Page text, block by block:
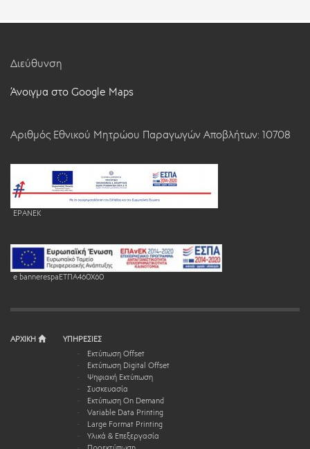
Διεύθυνση
Άνοιγμα στο Google Maps
Αριθμός Εθνικού Μητρώου Παραγωγών Αποβλήτων: 10708
EPANEK
e bannerespaEΤΠΑ460X60
ΑΡΧΙΚΗ
ΥΠΗΡΕΣΙΕΣ
Εκτύπωση Offset
Εκτύπωση Digital Offset
Ψηφιακή Εκτύπωση
Συσκευασία
Εκτύπωση On Demand
Variable Data Printing
Large Format Printing
Υλικά & Επεξεργασία